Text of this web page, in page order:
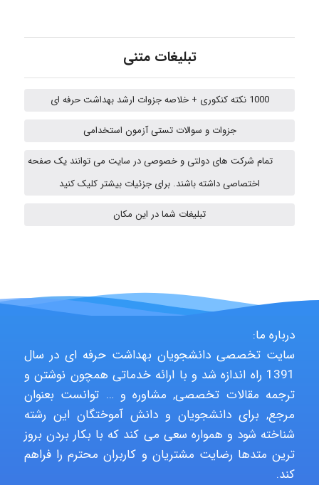
hosein abdolvand
emami
Jafar Tym
aghajari vahid
تبلیغات متنی
1000 نکته کنکوری + خلاصه جزوات ارشد بهداشت حرفه ای
جزوات و سوالات تستی آزمون استخدامی
تمام شرکت های دولتی و خصوصی در سایت می توانند یک صفحه
اختصاصی داشته باشند. برای جزئیات بیشتر کلیک کنید
تبلیغات شما در این مکان
درباره ما:
سایت تخصصی دانشجویان بهداشت حرفه ای در سال
1391 راه اندازه شد و با ارائه خدماتی همچون نوشتن و
ترجمه مقالات تخصصی, مشاوره و … توانست بعنوان
مرجع, برای دانشجویان و دانش آموختگان این رشته
شناخته شود و همواره سعی می کند که با بکار بردن بروز
ترین متدها رضایت مشتریان و کاربران محترم را فراهم
کند.